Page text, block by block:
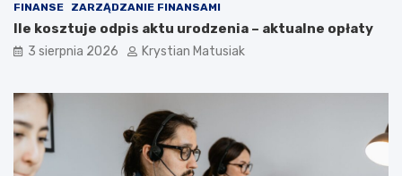
FINANSE ZARZĄDZANIE FINANSAMI
Ile kosztuje odpis aktu urodzenia – aktualne opłaty
3 sierpnia 2026 Krystian Matusiak